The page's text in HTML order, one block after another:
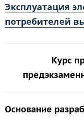
Эксплуатация
потребителей
Курс
Основание